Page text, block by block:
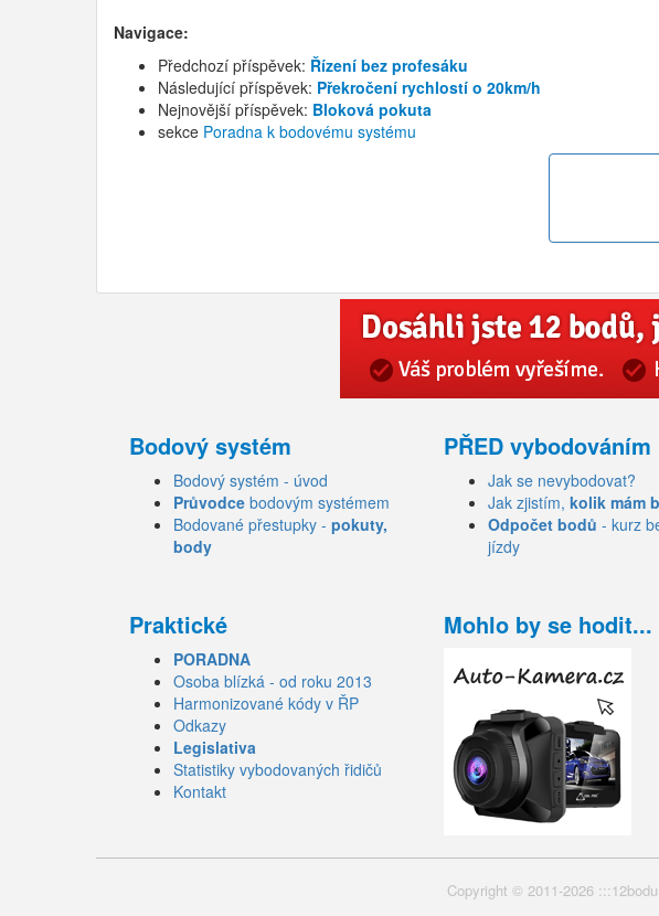
Navigace:
Předchozí příspěvek: Řízení bez profesáku
Následující příspěvek: Překročení rychlostí o 20km/h
Nejnovější příspěvek: Bloková pokuta
sekce Poradna k bodovému systému
Bodový systém
Bodový systém - úvod
Průvodce bodovým systémem
Bodované přestupky - pokuty,
body
PŘED vybodováním
Jak se nevybodovat?
Jak zjistím, kolik mám
Odpočet bodů - kurz
jízdy
Praktické
PORADNA
Osoba blízká - od roku 2013
Harmonizované kódy v ŘP
Odkazy
Legislativa
Statistiky vybodovaných řidičů
Kontakt
Mohlo by se hodit...
Copyright © 2011-2026